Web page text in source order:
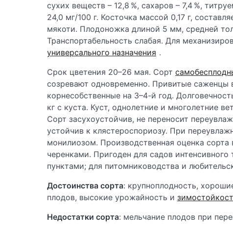
сухих веществ – 12,8 %, сахаров – 7,4 %,
24,0 мг/100 г. Косточка массой 0,17 г,
мякоти. Плодоножка длиной 5 мм, средней
Транспортабельность слабая. Для
универсального назначения .
Срок цветения 20–26 мая. Сорт
созревают одновременно. Привитые саженцы
корнесобственные на 3–4-й год.
кг с куста. Куст, однолетние и многолетние
Сорт засухоустойчив, не переносит
устойчив к клястероспориозу. При
монилиозом. Производственная оценка
черенками. Пригоден для садов
пунктами; для питомниководства и
Достоинства сорта: крупноплодность,
плодов, высокие урожайность и
Недостатки сорта: мельчание плодов при